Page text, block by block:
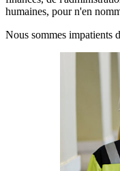
humaines, pour n'en
Nous sommes impatients